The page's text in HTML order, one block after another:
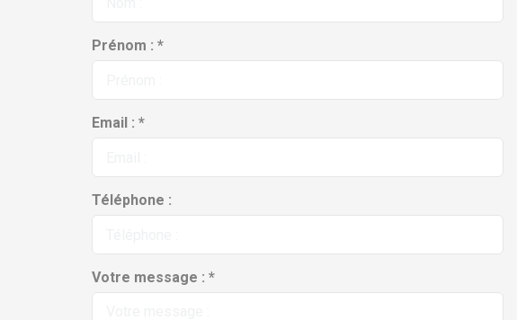
Prénom : *
Email : *
Téléphone :
Votre message : *